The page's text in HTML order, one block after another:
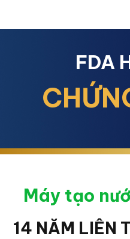
FDA
Máy tạo
14 NĂM LIÊN